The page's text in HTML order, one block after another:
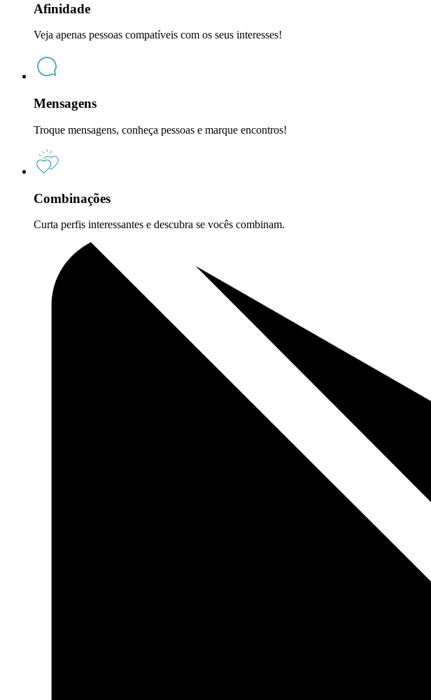
Afinidade
Veja apenas pessoas compatíveis com os seus interesses!
Mensagens
Troque mensagens, conheça pessoas e marque encontros!
Combinações
Curta perfis interessantes e descubra se vocês combinam.